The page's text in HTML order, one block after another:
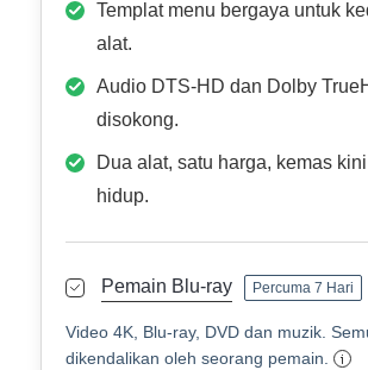
Templat menu bergaya untuk
alat.
Audio DTS-HD dan Dolby
disokong.
Dua alat, satu harga, kemas
hidup.
Pemain Blu-ray Percuma 7 Hari
Video 4K, Blu-ray, DVD dan muzik.
dikendalikan oleh seorang pemain.